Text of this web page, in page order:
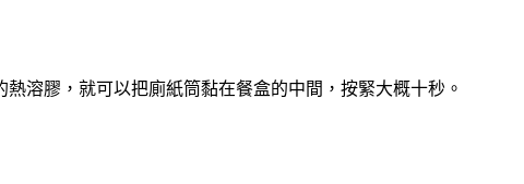
溶膠，就可以把廁紙筒黏在餐盒的中間，按緊大概十秒。